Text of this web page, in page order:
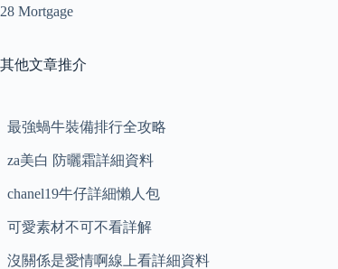
28 Mortgage
其他文章推介
最強蝸牛裝備排行全攻略
za美白 防曬霜詳細資料
chanel19牛仔詳細懶人包
可愛素材不可不看詳解
沒關係是愛情啊線上看詳細資料